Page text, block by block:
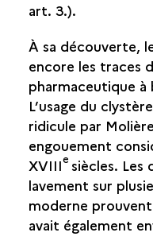
LES POTS
art. 3.).
À sa découverte,
encore les traces
pharmaceutique à
L’usage du
ridicule par
engouement
XVIIIe siècles. Les
lavement sur
moderne
avait également